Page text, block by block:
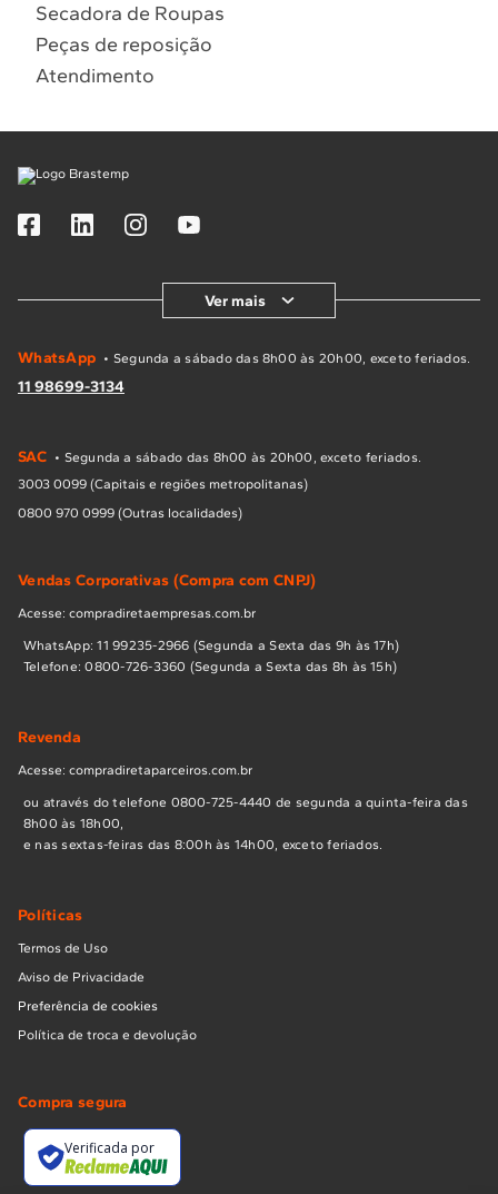
Secadora de Roupas
Peças de reposição
Atendimento
Ver mais
WhatsApp • Segunda a sábado das 8h00 às 20h00, exceto feriados.
11 98699-3134
SAC • Segunda a sábado das 8h00 às 20h00, exceto feriados.
3003 0099 (Capitais e regiões metropolitanas)
0800 970 0999 (Outras localidades)
Vendas Corporativas (Compra com CNPJ)
Acesse: compradiretaempresas.com.br
WhatsApp: 11 99235-2966 (Segunda a Sexta das 9h às 17h)
Telefone: 0800-726-3360 (Segunda a Sexta das 8h às 15h)
Revenda
Acesse: compradiretaparceiros.com.br
ou através do telefone 0800-725-4440 de segunda a quinta-feira das
8h00 às 18h00,
e nas sextas-feiras das 8:00h às 14h00, exceto feriados.
Políticas
Termos de Uso
Aviso de Privacidade
Preferência de cookies
Política de troca e devolução
Compra segura
Verificada por